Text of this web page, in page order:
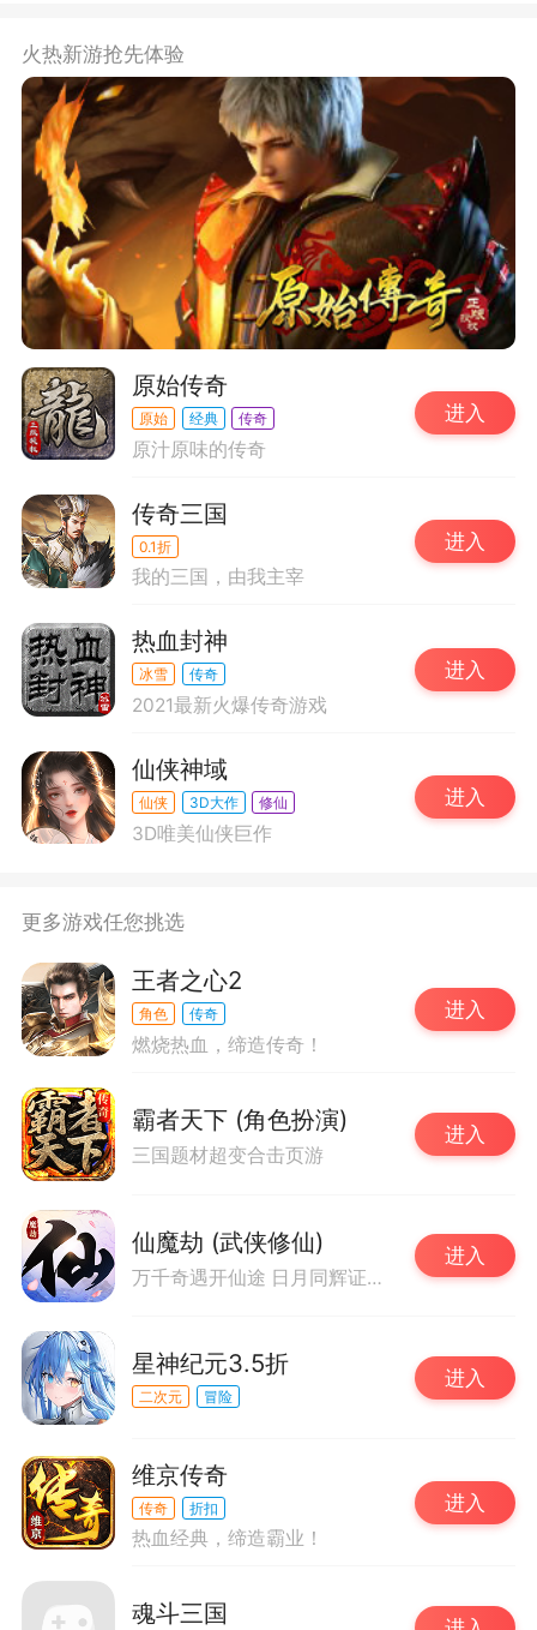
火热新游抢先体验
原始传奇
原始 经典 传奇
原汁原味的传奇
进入
传奇三国
0.1折
我的三国，由我主宰
进入
热血封神
冰雪 传奇
2021最新火爆传奇游戏
进入
仙侠神域
仙侠 3D大作 修仙
3D唯美仙侠巨作
进入
更多游戏任您挑选
王者之心2
角色 传奇
燃烧热血，缔造传奇！
进入
霸者天下 (角色扮演)
三国题材超变合击页游
进入
仙魔劫 (武侠修仙)
万千奇遇开仙途 日月同辉证仙道
进入
星神纪元3.5折
二次元 冒险
进入
维京传奇
传奇 折扣
热血经典，缔造霸业！
进入
魂斗三国